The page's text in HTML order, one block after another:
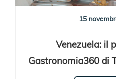
15
Venezuela: il
Gastronomia360 di